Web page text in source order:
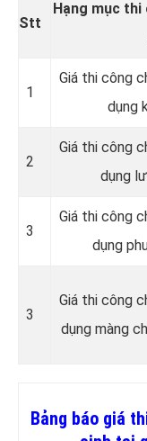
Stt
Hạng mục
1
Giá thi công
dụng
2
Giá thi công
dụng
3
Giá thi công
dụng
3
Giá thi công
dụng màng
Bảng báo giá